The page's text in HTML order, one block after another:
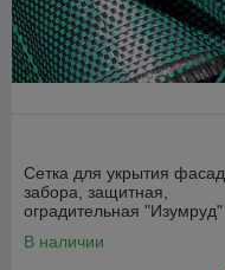
Сетка для укрытия
забора, защитная,
оградительная "Изумруд"
В наличии